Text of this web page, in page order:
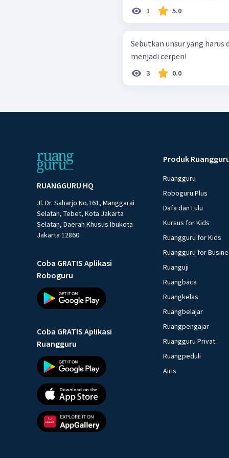
1 5.0
Sebutkan unsur yang
menjadi cerpen!
3 0.0
RUANGGURU HQ
Jl. Dr. Saharjo No.161, Manggarai
Selatan, Tebet, Kota Jakarta
Selatan, Daerah Khusus Ibukota
Jakarta 12860
Coba GRATIS Aplikasi
Roboguru
Coba GRATIS Aplikasi
Ruangguru
Produk
Ruangguru
Roboguru Plus
Dafa dan Lulu
Kursus for Kids
Ruangguru for Kids
Ruangguru for
Ruanguji
Ruangbaca
Ruangkelas
Ruangbelajar
Ruangpengajar
Ruangguru Privat
Ruangpeduli
Airis